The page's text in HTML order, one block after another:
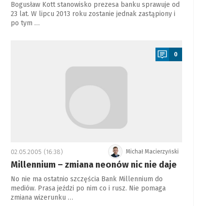
Bogusław Kott stanowisko prezesa banku sprawuje od
23 lat. W lipcu 2013 roku zostanie jednak zastąpiony i
po tym …
0
Michał Macierzyński
02.05.2005 (16:38)
Millennium – zmiana neonów nic nie daje
No nie ma ostatnio szczęścia Bank Millennium do
mediów. Prasa jeździ po nim co i rusz. Nie pomaga
zmiana wizerunku …